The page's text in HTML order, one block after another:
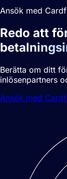
Ansök med
Redo att
Berätta om ditt
inlösenpartners
Ansök med